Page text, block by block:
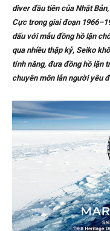
diver đầu tiên của Nhật
Cực trong giai đoạn
dấu với mẫu đồng hồ lặn
qua nhiều thập kỷ, Seiko
tính năng, đưa đồng hồ lặn
chuyên môn lẫn người yêu